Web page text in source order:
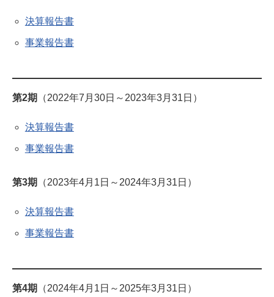
決算報告書
事業報告書
第2期 （2022年7月30日～2023年3月31日）
決算報告書
事業報告書
第3期 （2023年4月1日～2024年3月31日）
決算報告書
事業報告書
第4期 （2024年4月1日～2025年3月31日）